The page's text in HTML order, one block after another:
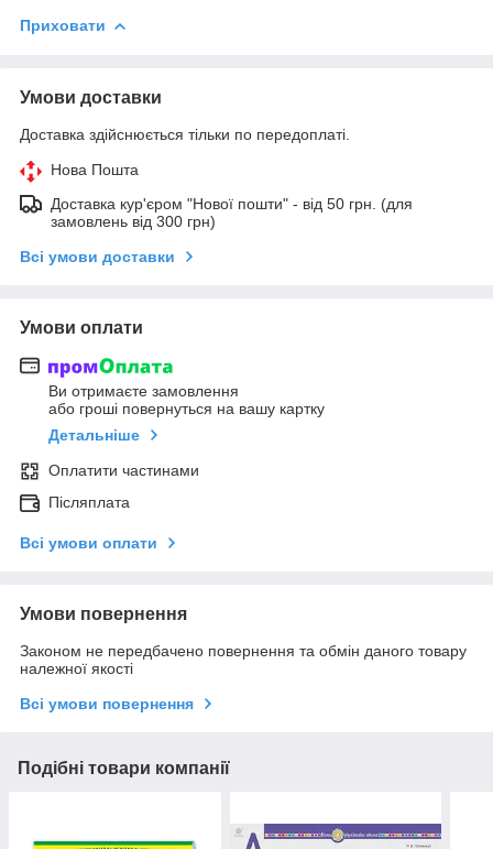
Приховати
Умови доставки
Доставка здійснюється тільки по передоплаті.
Нова Пошта
Доставка кур'єром "Нової пошти" - від 50 грн. (для
замовлень від 300 грн)
Всі умови доставки
Умови оплати
Ви отримаєте замовлення
або гроші повернуться на вашу картку
Детальніше
Оплатити частинами
Післяплата
Всі умови оплати
Умови повернення
Законом не передбачено повернення та обмін даного товару
належної якості
Всі умови повернення
Подібні товари компанії